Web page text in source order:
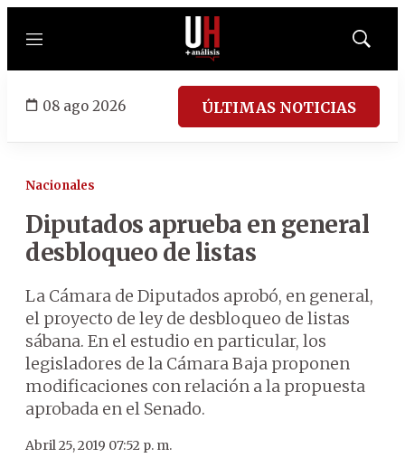
Menú
Mostrar
08 ago 2026 ÚLTIMAS NOTICIAS
Nacionales
Diputados aprueba en general
desbloqueo de listas
La Cámara de Diputados aprobó, en general,
el proyecto de ley de desbloqueo de listas
sábana. En el estudio en particular, los
legisladores de la Cámara Baja proponen
modificaciones con relación a la propuesta
aprobada en el Senado.
Abril 25, 2019 07:52 p. m.